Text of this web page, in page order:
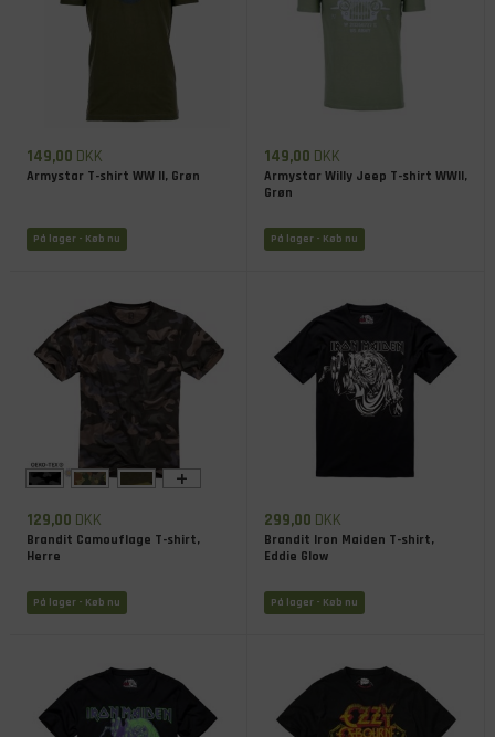
149,00 DKK
Armystar T-shirt WW II, Grøn
På lager - Køb nu
149,00 DKK
Armystar Willy Jeep T-shirt WWII,
Grøn
På lager - Køb nu
+
129,00 DKK
Brandit Camouflage T-shirt,
Herre
På lager - Køb nu
299,00 DKK
Brandit Iron Maiden T-shirt,
Eddie Glow
På lager - Køb nu